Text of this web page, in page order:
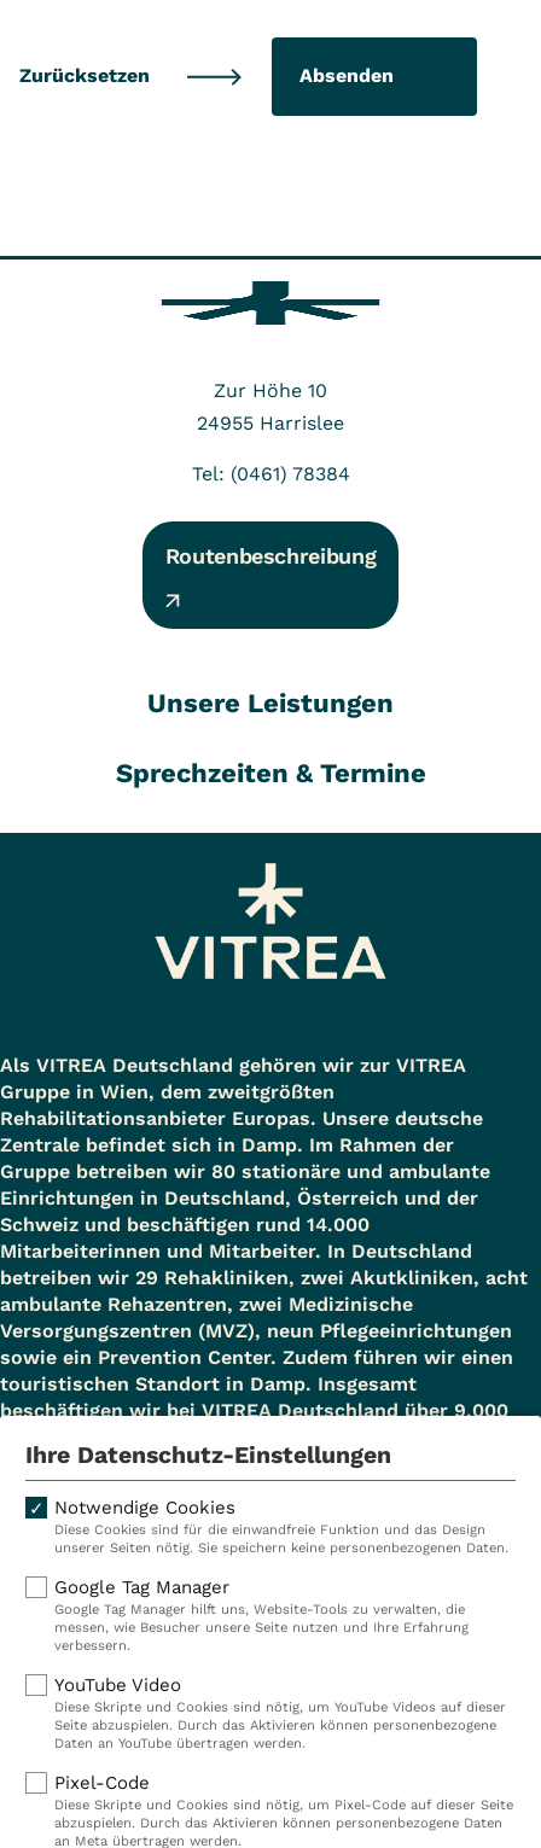
Absenden
Zur Höhe 10
24955 Harrislee
Tel: (0461) 78384
Routenbeschreibung
Unsere Leistungen
Sprechzeiten & Termine
Als VITREA Deutschland gehören wir zur VITREA
Gruppe in Wien, dem zweitgrößten
Rehabilitationsanbieter Europas. Unsere deutsche
Zentrale befindet sich in Damp. Im Rahmen der
Gruppe betreiben wir 80 stationäre und ambulante
Einrichtungen in Deutschland, Österreich und der
Schweiz und beschäftigen rund 14.000
Mitarbeiterinnen und Mitarbeiter. In Deutschland
betreiben wir 29 Rehakliniken, zwei Akutkliniken, acht
ambulante Rehazentren, zwei Medizinische
Versorgungszentren (MVZ), neun Pflegeeinrichtungen
sowie ein Prevention Center. Zudem führen wir einen
touristischen Standort in Damp. Insgesamt
beschäftigen wir bei VITREA Deutschland über 9.000
Kliniken
Ambulant
Reha
Prävention
Karriere
VITREA Deutschland
IMPRESSUM
HINWEISGEBERSYSTEM
AUFSICHTSBEHÖRDEN
Ihre Datenschutz-Einstellungen
Notwendige Cookies
Diese Cookies sind für die einwandfreie Funktion und das Design
unserer Seiten nötig. Sie speichern keine personenbezogenen Daten.
Google Tag Manager
Google Tag Manager hilft uns, Website-Tools zu verwalten, die
messen, wie Besucher unsere Seite nutzen und Ihre Erfahrung
verbessern.
YouTube Video
Diese Skripte und Cookies sind nötig, um YouTube Videos auf dieser
Seite abzuspielen. Durch das Aktivieren können personenbezogene
Daten an YouTube übertragen werden.
Pixel-Code
Diese Skripte und Cookies sind nötig, um Pixel-Code auf dieser Seite
abzuspielen. Durch das Aktivieren können personenbezogene Daten
an Meta übertragen werden.